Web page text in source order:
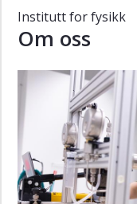
Forskning
Åpne
foredrag
Ledige
Om
Hva
er
fysikk
Institutt for fysikk
Om oss